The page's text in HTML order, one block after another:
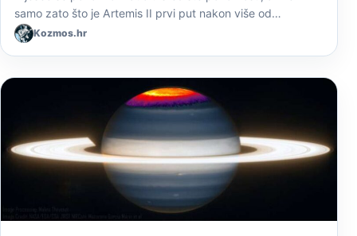
samo zato što je Artemis II prvi put nakon više od…
Kozmos.hr